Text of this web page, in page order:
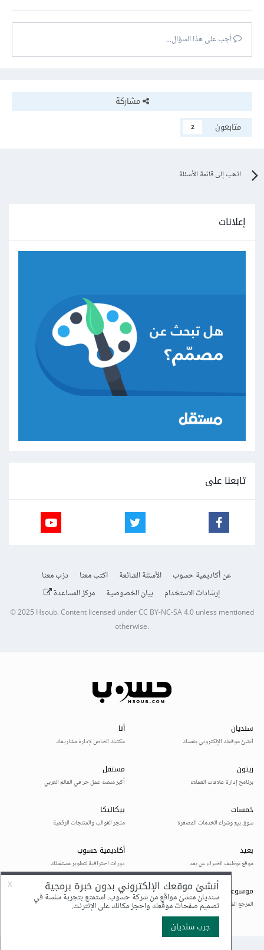
أجب على هذا السؤال...
مشاركة
متابعون
2
اذهب إلى قائمة الأسئلة
إعلانات
تابعنا على
عن أكاديمية حسوب الأسئلة الشائعة اكتب معنا
درّب معنا
إرشادات الاستخدام
بيان الخصوصية مركز المساعدة
© 2025Hsoub.Content licensed underCC BY-NC-SA 4.0unless mentioned
otherwise.